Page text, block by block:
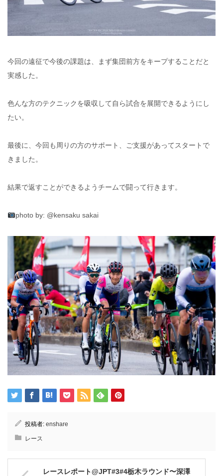
今回の遠征で今後の課題は、まず集団前方をキープすることだと
実感した。
色んな方のテクニックを吸収して自ら試合を展開できるようにし
たい。
最後に、今回も周りの方のサポート、ご支援があってスタートで
きました。
結果で返すことができるようチームで闘って行きます。
photo by: @kensaku sakai
投稿者: enshare
レース
レースレポート@JPT#3#4栃木ラウンド〜深澤